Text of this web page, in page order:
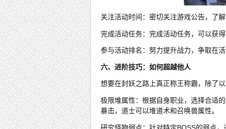
关注活动时间：密切关注游戏公告，了解
完成活动任务：完成活动任务，可以获得
参与活动排名：努力提升战力，争取在
六、进阶技巧：如何超越他人
想要在封妖之路上真正称王称霸，除了
极限堆属性：根据自身职业，选择合适
暴击，道士可以堆道术和召唤兽属性。
研究怪物弱点：针对特定BOSS的弱点，